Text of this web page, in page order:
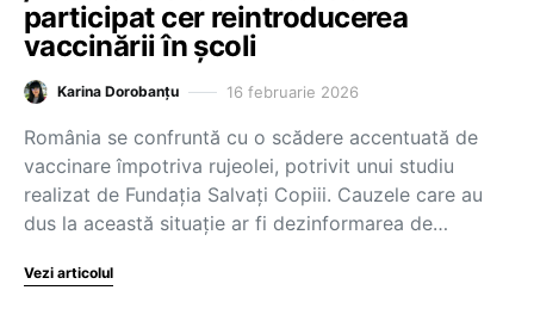
participat cer reintroducerea
vaccinării în școli
Karina Dorobanțu 16 februarie 2026
România se confruntă cu o scădere accentuată de
vaccinare împotriva rujeolei, potrivit unui studiu
realizat de Fundația Salvați Copiii. Cauzele care au
dus la această situație ar fi dezinformarea de…
Vezi articolul